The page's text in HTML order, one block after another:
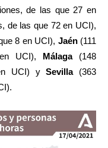
de las que 27 en
de las que 72 en UCI),
8 en UCI), Jaén (111
UCI), Málaga(148
en UCI) ySevilla(363